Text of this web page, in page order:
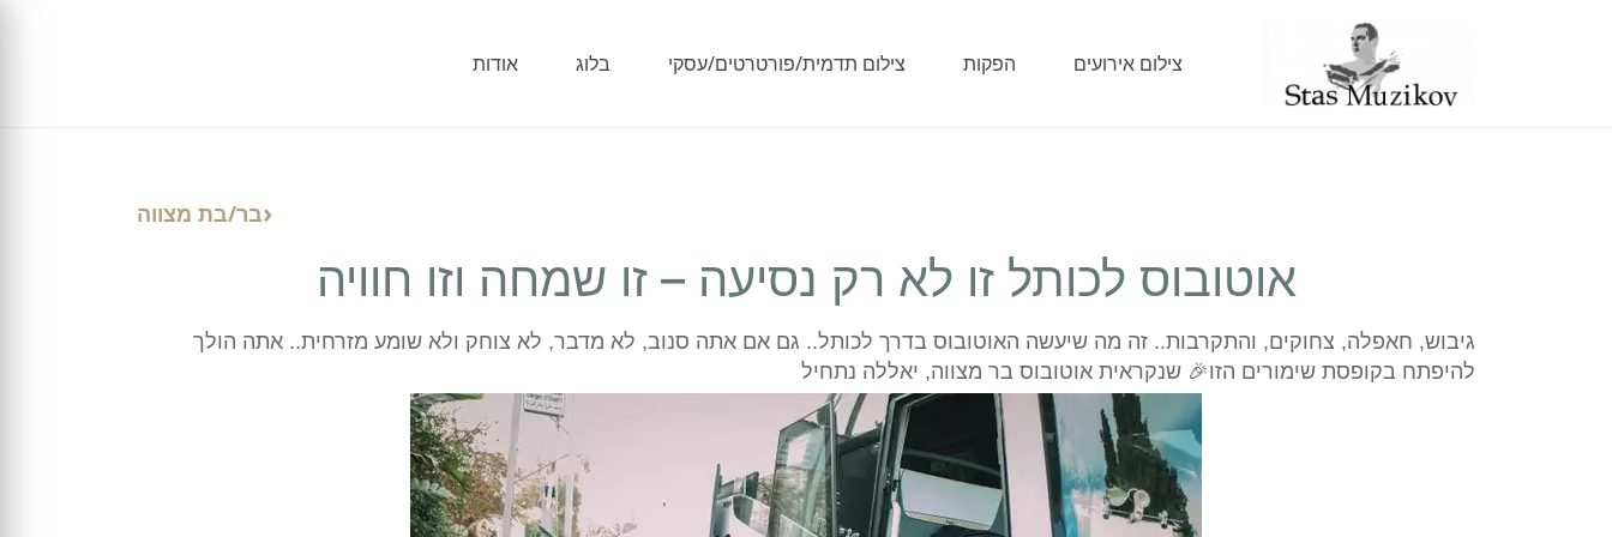
צילום אירועים הפקות צילום תדמית/פורטרטים/עסקי בלוג אודות
בר/בת מצווה
אוטובוס לכותל זו לא רק נסיעה – זו שמחה וזו חוויה
גיבוש, חאפלה, צחוקים, והתקרבות.. זה מה שיעשה האוטובוס בדרך לכותל.. גם אם אתה סנוב, לא מדבר, לא צוחק ולא שומע מזרחית.. אתה הולך
להיפתח בקופסת שימורים הזו🎉 שנקראית אוטובוס בר מצווה, יאללה נתחיל